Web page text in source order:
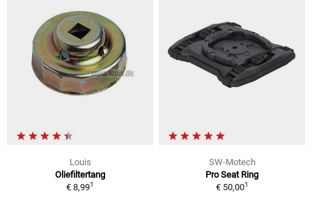
Louis
Oliefiltertang
€ 8,991
SW-Motech
Pro Seat Ring
€ 50,001